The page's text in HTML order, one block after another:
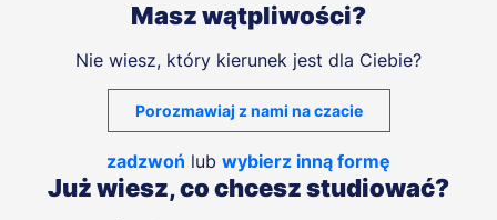
Masz wątpliwości?
Nie wiesz, który kierunek jest dla Ciebie?
Porozmawiaj z nami na czacie
zadzwoń lub wybierz inną formę
Już wiesz, co chcesz studiować?